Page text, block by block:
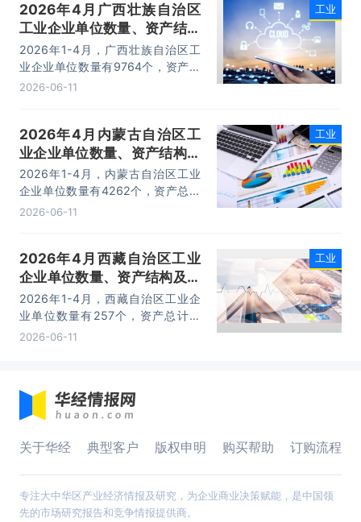
2026年4月广西壮族自治区
工业企业单位数量、资产结构
及利润统计分析
2026年1-4月，广西壮族自治区工
业企业单位数量有9764个，资产总
计为34650.3亿元，负债合计为
元。
2026-06-11
工业
2026年4月内蒙古自治区工
业企业单位数量、资产结构及
利润统计分析
2026年1-4月，内蒙古自治区工业
企业单位数量有4262个，资产总计
为56711.9亿元，负债合计为
亿元。
2026-06-11
工业
2026年4月西藏自治区工业
企业单位数量、资产结构及利
润统计分析
2026年1-4月，西藏自治区工业企
业单位数量有257个，资产总计为
3282.2亿元，负债合计为1686.5亿
2026-06-11
工业
关于华经 典型客户 版权申明 购买帮助 订购流程
专注大中华区产业经济情报及研究，为企业商业决策赋能，是中国领
先的市场研究报告和竞争情报提供商。